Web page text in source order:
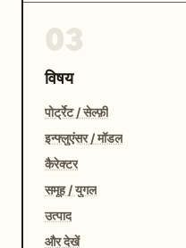
विषय
पोर्ट्रेट / सेल्फ़ी
इन्फ्लुएंसर / मॉडल
कैरेक्टर
समूह / युगल
उत्पाद
और देखें